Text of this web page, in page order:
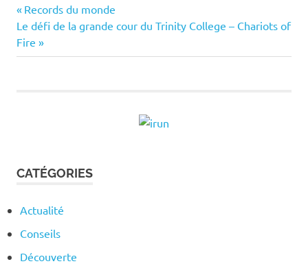
Navigation
de
Previous
Post:
Records du monde
Next
Post:
Le défi de la grande cour du Trinity College – Chariots of
Fire
CATÉGORIES
Actualité
Conseils
Découverte